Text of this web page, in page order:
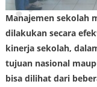
Manajemen sekolah
dilakukan secara
kinerja sekolah,
tujuan nasional
bisa dilihat dari